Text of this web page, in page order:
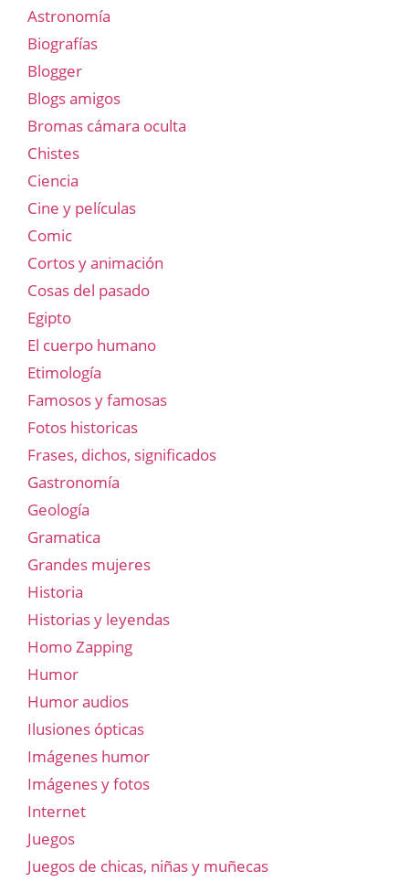
Astronomía
Biografías
Blogger
Blogs amigos
Bromas cámara oculta
Chistes
Ciencia
Cine y películas
Comic
Cortos y animación
Cosas del pasado
Egipto
El cuerpo humano
Etimología
Famosos y famosas
Fotos historicas
Frases, dichos, significados
Gastronomía
Geología
Gramatica
Grandes mujeres
Historia
Historias y leyendas
Homo Zapping
Humor
Humor audios
Ilusiones ópticas
Imágenes humor
Imágenes y fotos
Internet
Juegos
Juegos de chicas, niñas y muñecas